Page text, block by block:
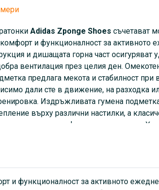
Adidas Zponge Shoes съчетават
комфорт и функционалност за активното
и дишащата горна част осигуряват
вентилация през целия ден.
предлага мекота и стабилност при
дали сте в движение, на разходка
Издръжливата гумена
върху различни настилки, а
за сигурно фиксиране на крака.
и функционалност за активното